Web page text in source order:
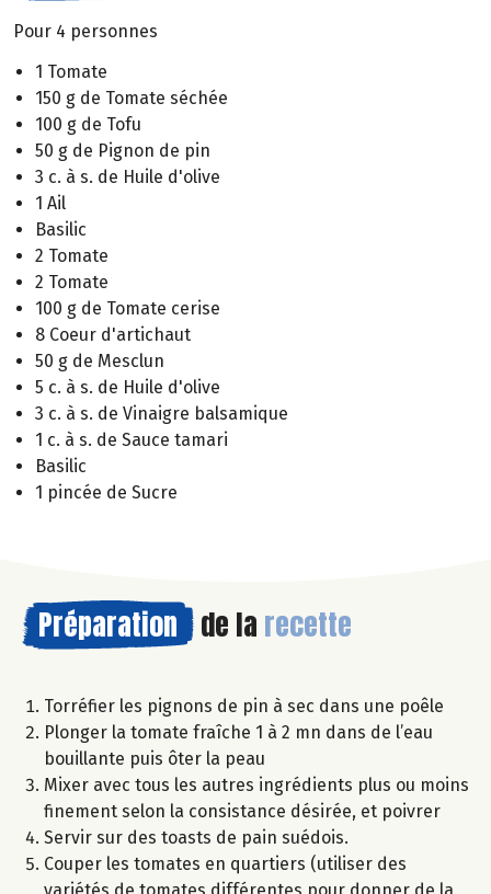
Pour 4 personnes
1 Tomate
150 g de Tomate séchée
100 g de Tofu
50 g de Pignon de pin
3 c. à s. de Huile d'olive
1 Ail
Basilic
2 Tomate
2 Tomate
100 g de Tomate cerise
8 Coeur d'artichaut
50 g de Mesclun
5 c. à s. de Huile d'olive
3 c. à s. de Vinaigre balsamique
1 c. à s. de Sauce tamari
Basilic
1 pincée de Sucre
Préparation de la recette
Torréfier les pignons de pin à sec dans une poêle
Plonger la tomate fraîche 1 à 2 mn dans de l’eau
bouillante puis ôter la peau
Mixer avec tous les autres ingrédients plus ou moins
finement selon la consistance désirée, et poivrer
Servir sur des toasts de pain suédois.
Couper les tomates en quartiers (utiliser des